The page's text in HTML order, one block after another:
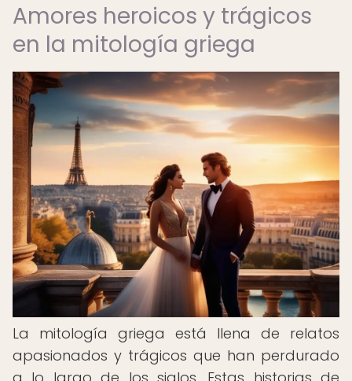
Amores heroicos y trágicos
en la mitología griega
La mitología griega está llena de relatos
apasionados y trágicos que han perdurado